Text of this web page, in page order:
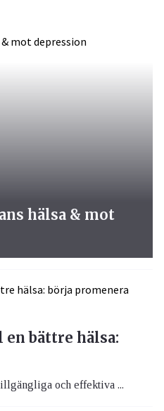
bättre hälsa:
och effektiva ...
hälsa & mot